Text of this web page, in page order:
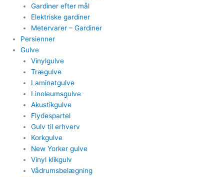
Gardiner efter mål​
Elektriske gardiner​
Metervarer​ – Gardiner
Persienner
Gulve
Vinylgulve​
Trægulve
Laminatgulve
Linoleumsgulve
Akustikgulve
Flydespartel
Gulv til erhverv
Korkgulve
New Yorker gulve
Vinyl klikgulv
Vådrumsbelægning